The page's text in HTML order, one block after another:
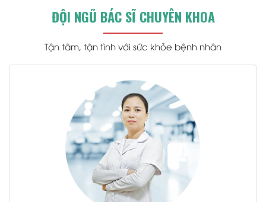
ĐỘI NGŨ BÁC SĨ CHUYÊN KHOA
Tận tâm, tận tình với sức khỏe bệnh nhân